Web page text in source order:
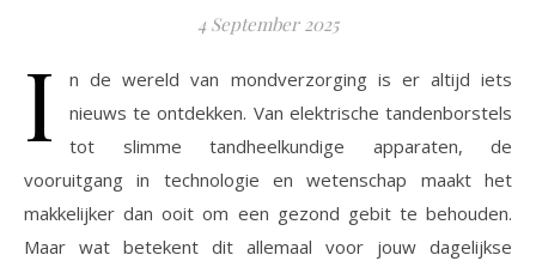
4 September 2025
I
n de wereld van mondverzorging is er altijd iets
nieuws te ontdekken. Van elektrische tandenborstels
tot slimme tandheelkundige apparaten, de
vooruitgang in technologie en wetenschap maakt het
makkelijker dan ooit om een gezond gebit te behouden.
Maar wat betekent dit allemaal voor jouw dagelijkse